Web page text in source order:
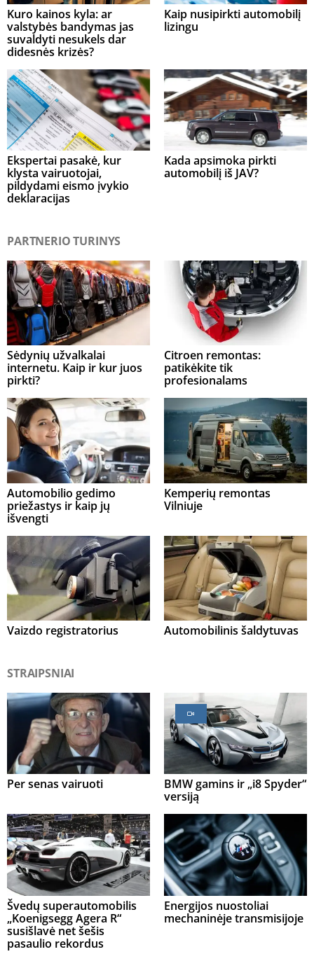
Kuro kainos kyla: ar
valstybės bandymas jas
suvaldyti nesukels dar
didesnės krizės?
Kaip nusipirkti automobilį
lizingu
Ekspertai pasakė, kur
klysta vairuotojai,
pildydami eismo įvykio
deklaracijas
Kada apsimoka pirkti
automobilį iš JAV?
PARTNERIO TURINYS
Sėdynių užvalkalai
internetu. Kaip ir kur juos
pirkti?
Citroen remontas:
patikėkite tik
profesionalams
Automobilio gedimo
priežastys ir kaip jų
išvengti
Kemperių remontas
Vilniuje
Vaizdo registratorius Automobilinis šaldytuvas
STRAIPSNIAI
Per senas vairuoti
BMW gamins ir „i8 Spyder“
versiją
Švedų superautomobilis
„Koenigsegg Agera R“
susišlavė net šešis
pasaulio rekordus
Energijos nuostoliai
mechaninėje transmisijoje